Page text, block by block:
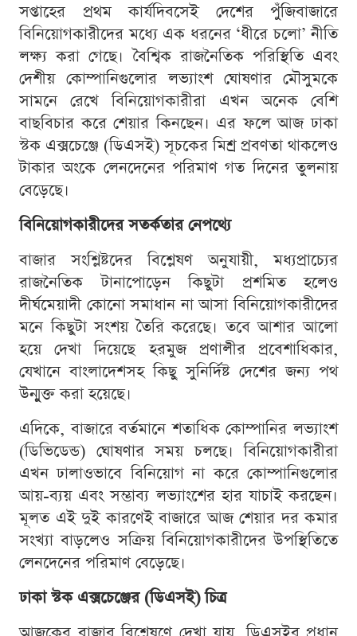
সপ্তাহের প্রথম কার্যদিবসেই দেশের পুঁজিবাজারে
বিনিয়োগকারীদের মধ্যে এক ধরনের ‘ধীরে চলো’ নীতি
লক্ষ্য করা গেছে। বৈশ্বিক রাজনৈতিক পরিস্থিতি এবং
দেশীয় কোম্পানিগুলোর লভ্যাংশ ঘোষণার মৌসুমকে
সামনে রেখে বিনিয়োগকারীরা এখন অনেক বেশি
বাছবিচার করে শেয়ার কিনছেন। এর ফলে আজ ঢাকা
স্টক এক্সচেঞ্জে (ডিএসই) সূচকের মিশ্র প্রবণতা থাকলেও
টাকার অংকে লেনদেনের পরিমাণ গত দিনের তুলনায়
বেড়েছে।
বিনিয়োগকারীদের সতর্কতার নেপথ্যে
বাজার সংশ্লিষ্টদের বিশ্লেষণ অনুযায়ী, মধ্যপ্রাচ্যের
রাজনৈতিক টানাপোড়েন কিছুটা প্রশমিত হলেও
দীর্ঘমেয়াদী কোনো সমাধান না আসা বিনিয়োগকারীদের
মনে কিছুটা সংশয় তৈরি করেছে। তবে আশার আলো
হয়ে দেখা দিয়েছে হরমুজ প্রণালীর প্রবেশাধিকার,
যেখানে বাংলাদেশসহ কিছু সুনির্দিষ্ট দেশের জন্য পথ
উন্মুক্ত করা হয়েছে।
এদিকে, বাজারে বর্তমানে শতাধিক কোম্পানির লভ্যাংশ
(ডিভিডেন্ড) ঘোষণার সময় চলছে। বিনিয়োগকারীরা
এখন ঢালাওভাবে বিনিয়োগ না করে কোম্পানিগুলোর
আয়-ব্যয় এবং সম্ভাব্য লভ্যাংশের হার যাচাই করছেন।
মূলত এই দুই কারণেই বাজারে আজ শেয়ার দর কমার
সংখ্যা বাড়লেও সক্রিয় বিনিয়োগকারীদের উপস্থিতিতে
লেনদেনের পরিমাণ বেড়েছে।
ঢাকা স্টক এক্সচেঞ্জের (ডিএসই) চিত্র